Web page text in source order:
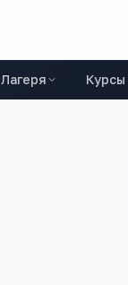
Лагеря Курсы